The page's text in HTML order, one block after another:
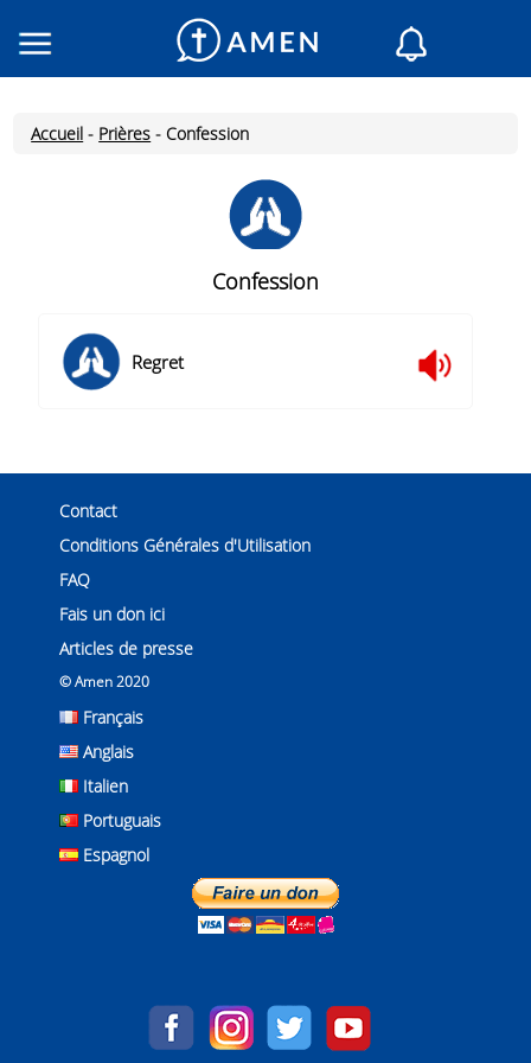
Consacré
Lecture du jour
Connexion
Inscription
Accueil - Prières - Confession
Confession
Regret
Contact
Conditions Générales d'Utilisation
FAQ
Fais un don ici
Articles de presse
© Amen 2020
Français
Anglais
Italien
Portuguais
Espagnol